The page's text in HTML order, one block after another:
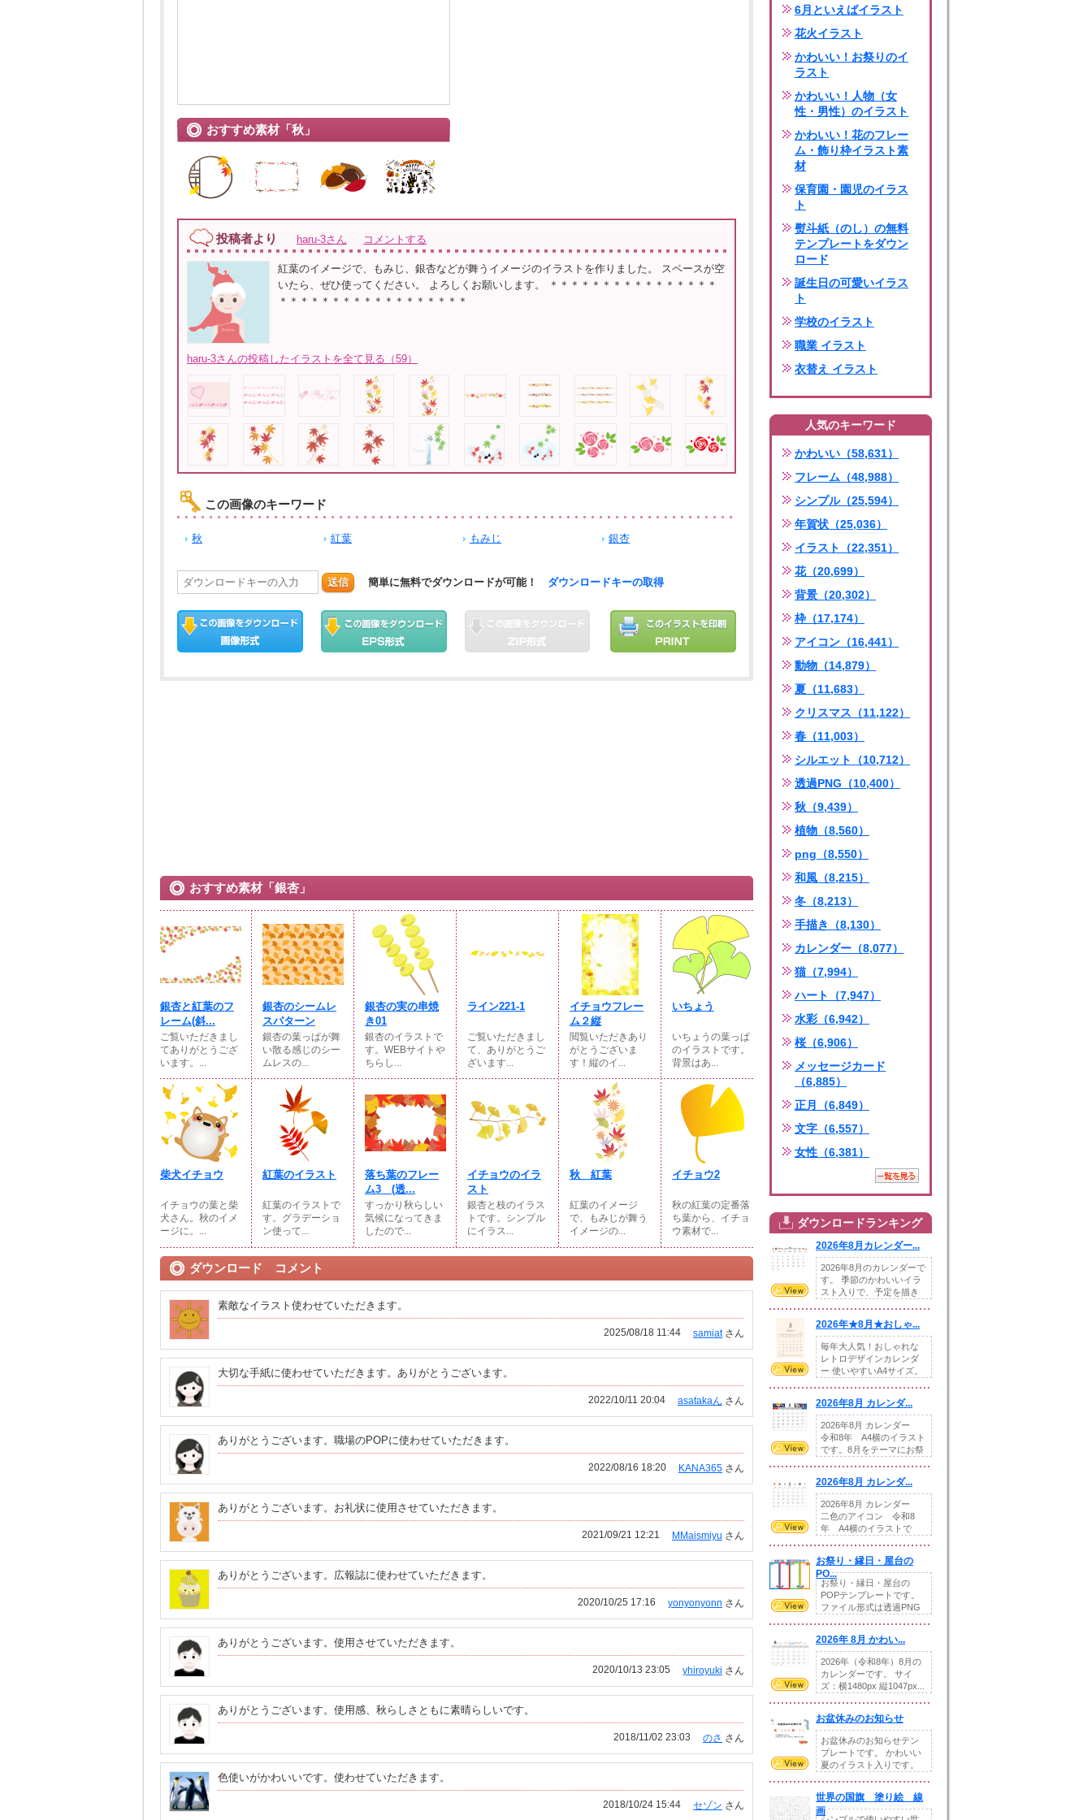
おすすめ素材「秋」
投稿者より haru-3さん コメントする
紅葉のイメージで、もみじ、銀杏などが舞うイメージのイラストを作りました。 スペースが空
いたら、ぜひ使ってください。 よろしくお願いします。 ＊＊＊＊＊＊＊＊＊＊＊＊＊＊＊＊
＊＊＊＊＊＊＊＊＊＊＊＊＊＊＊＊＊＊
haru-3さんの投稿したイラストを全て見る（59）
この画像のキーワード
秋 紅葉 もみじ 銀杏
送信 簡単に無料でダウンロードが可能！ ダウンロードキーの取得
おすすめ素材「銀杏」
銀杏と紅葉のフ
レーム(斜...
ご覧いただきまし
てありがとうござ
います。...
銀杏のシームレ
スパターン
銀杏の葉っぱが舞
い散る感じのシー
ムレスの...
銀杏の実の串焼
き01
銀杏のイラストで
す。WEBサイトや
ちらし...
ライン221-1
ご覧いただきまし
て、ありがとうご
ざいます...
イチョウフレー
ム２縦
閲覧いただきあり
がとうございま
す！縦のイ...
いちょう
いちょうの葉っぱ
のイラストです。
背景はあ...
柴犬イチョウ
イチョウの葉と柴
犬さん。秋のイメ
ージに。...
紅葉のイラスト
紅葉のイラストで
す。グラデーショ
ン使って...
落ち葉のフレー
ム3 (透...
すっかり秋らしい
気候になってきま
したので...
イチョウのイラ
スト
銀杏と枝のイラス
トです。シンプル
にイラス...
秋 紅葉
紅葉のイメージ
で、もみじが舞う
イメージの...
イチョウ2
秋の紅葉の定番落
ち葉から、イチョ
ウ素材で...
ダウンロード コメント
素敵なイラスト使わせていただきます。
samiatさん
2025/08/18 11:44
大切な手紙に使わせていただきます。ありがとうございます。
asatakaん さん
2022/10/11 20:04
ありがとうございます。職場のPOPに使わせていただきます。
KANA365 さん
2022/08/16 18:20
ありがとうございます。お礼状に使用させていただきます。
MMaismiyu さん
2021/09/21 12:21
ありがとうございます。広報誌に使わせていただきます。
yonyonyonn さん
2020/10/25 17:16
ありがとうございます。使用させていただきます。
yhiroyuki さん
2020/10/13 23:05
ありがとうございます。使用感、秋らしさともに素晴らしいです。
のさ さん
2018/11/02 23:03
色使いがかわいいです。使わせていただきます。
セゾン さん
2018/10/24 15:44
6月といえばイラスト
花火イラスト
かわいい！お祭りのイ
ラスト
かわいい！人物（女
性・男性）のイラスト
かわいい！花のフレー
ム・飾り枠イラスト素
材
保育園・園児のイラス
ト
熨斗紙（のし）の無料
テンプレートをダウン
ロード
誕生日の可愛いイラス
ト
学校のイラスト
職業 イラスト
衣替え イラスト
人気のキーワード
かわいい（58,631）
フレーム（48,988）
シンプル（25,594）
年賀状（25,036）
イラスト（22,351）
花（20,699）
背景（20,302）
枠（17,174）
アイコン（16,441）
動物（14,879）
夏（11,683）
クリスマス（11,122）
春（11,003）
シルエット（10,712）
透過PNG（10,400）
秋（9,439）
植物（8,560）
png（8,550）
和風（8,215）
冬（8,213）
手描き（8,130）
カレンダー（8,077）
猫（7,994）
ハート（7,947）
水彩（6,942）
桜（6,906）
メッセージカード
（6,885）
正月（6,849）
文字（6,557）
女性（6,381）
ダウンロードランキング
2026年8月カレンダー...
2026年8月のカレンダーで
す。 季節のかわいいイラ
スト入りで、予定を描き
2026年★8月★おしゃ...
毎年大人気！おしゃれな
レトロデザインカレンダ
ー 使いやすいA4サイズ。
2026年8月 カレンダ...
2026年8月 カレンダー
令和8年 A4横のイラスト
です。8月をテーマにお祭
2026年8月 カレンダ...
2026年8月 カレンダー
二色のアイコン 令和8
年 A4横のイラストで
お祭り・縁日・屋台の
PO...
お祭り・縁日・屋台の
POPテンプレートです。
ファイル形式は透過PNG
2026年 8月 かわい...
2026年（令和8年）8月の
カレンダーです。 サイ
ズ：横1480px 縦1047px...
お盆休みのお知らせ
お盆休みのお知らせテン
プレートです。 かわいい
夏のイラスト入りです。
世界の国旗 塗り絵 線
画